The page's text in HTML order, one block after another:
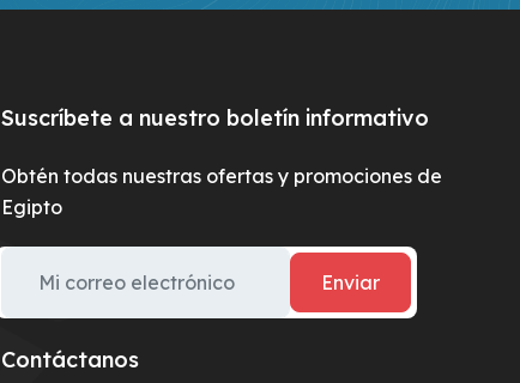
Suscríbete a nuestro boletín informativo
Obtén todas nuestras ofertas y promociones de
Egipto
Enviar
Contáctanos